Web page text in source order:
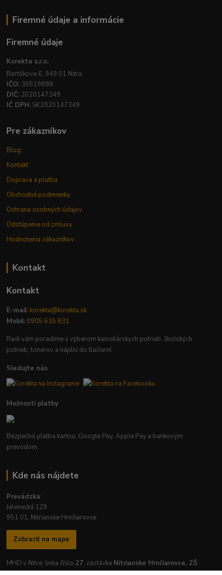
Firemné údaje a informácie
Firemné údaje
Korekta s.r.o.
Bartókova 6, 949 01 Nitra
IČO: 36519898
DIČ: 2020147349
IČ DPH: SK2020147349
Pre zákazníkov
Blog
Kontakt
Doprava a platba
Obchodné podmienky
Ochrana osobných údajov
Odstúpenie od zmluvy
Hodnotenia zákazníkov
Kontakt
Kontakt
E-mail: korekta@korekta.sk
Mobil: 0905 615 831
Radi vám poradíme s výberom kancelárskych potrieb, školských
potrieb, tonerov a náplní do tlačiarní.
Sledujte nás
Možnosti platby
Bezpečná platba kartou, Google Pay, Apple Pay a bankovým
prevodom.
Kde nás nájdete
Prevádzka:
Jelenecká 129
951 01, Nitrianske Hrnčiarovce
Zobraziť na mape
MHD v Nitre: linka číslo 27, zastávka Nitrianske Hrnčiarovce, ZŠ